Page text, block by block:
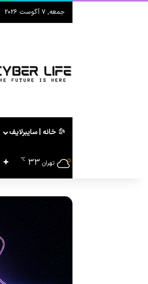
جمعه, 7 آگوست 2026
خانه | سایبرلایف
تهران 33
℃